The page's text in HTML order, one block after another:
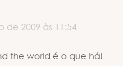
de 2009 às 11:54
the world é o que há!